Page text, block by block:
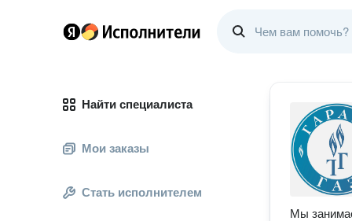
Найти специалиста
Мои заказы
Стать исполнителем
Мы